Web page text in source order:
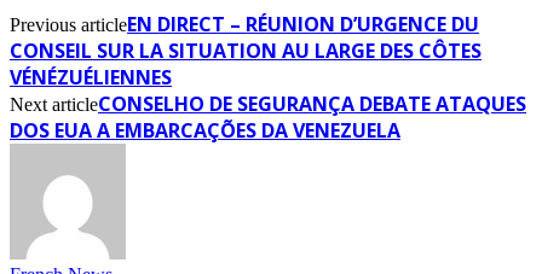
Previous articleEN DIRECT – RÉUNION D’URGENCE DU
CONSEIL SUR LA SITUATION AU LARGE DES CÔTES
VÉNÉZUÉLIENNES
Next articleCONSELHO DE SEGURANÇA DEBATE ATAQUES
DOS EUA A EMBARCAÇÕES DA VENEZUELA